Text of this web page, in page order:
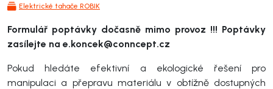
Elektrické tahače ROBIK
Formulář poptávky dočasně mimo provoz !!! Poptávky
zasílejte na e.koncek@conncept.cz
Pokud hledáte efektivní a ekologické řešení pro
manipulaci a přepravu materiálu v obtížně dostupných